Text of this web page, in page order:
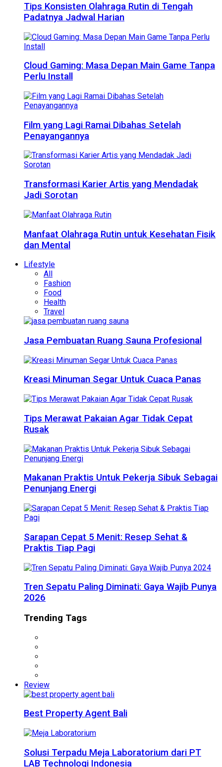
Tips Konsisten Olahraga Rutin di Tengah
Padatnya Jadwal Harian
Cloud Gaming: Masa Depan Main Game Tanpa
Perlu Install
Film yang Lagi Ramai Dibahas Setelah
Penayangannya
Transformasi Karier Artis yang Mendadak
Jadi Sorotan
Manfaat Olahraga Rutin untuk Kesehatan Fisik
dan Mental
Lifestyle
All
Fashion
Food
Health
Travel
Jasa Pembuatan Ruang Sauna Profesional
Kreasi Minuman Segar Untuk Cuaca Panas
Tips Merawat Pakaian Agar Tidak Cepat
Rusak
Makanan Praktis Untuk Pekerja Sibuk Sebagai
Penunjang Energi
Sarapan Cepat 5 Menit: Resep Sehat &
Praktis Tiap Pagi
Tren Sepatu Paling Diminati: Gaya Wajib Punya
2026
Trending Tags
Review
Best Property Agent Bali
Solusi Terpadu Meja Laboratorium dari PT
LAB Technologi Indonesia